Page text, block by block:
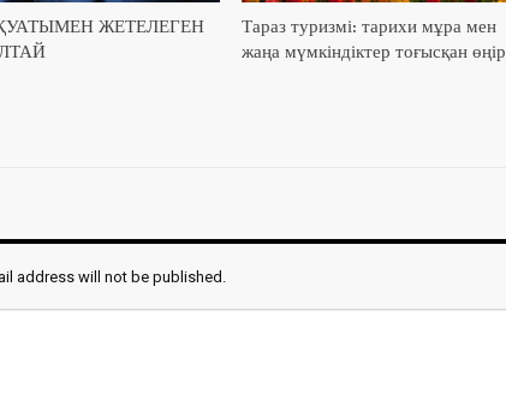
ЖЕТЕЛЕГЕН
Тараз туризмі: тарихи мұра мен
жаңа мүмкіндіктер тоғысқан өңір
address will not be published.